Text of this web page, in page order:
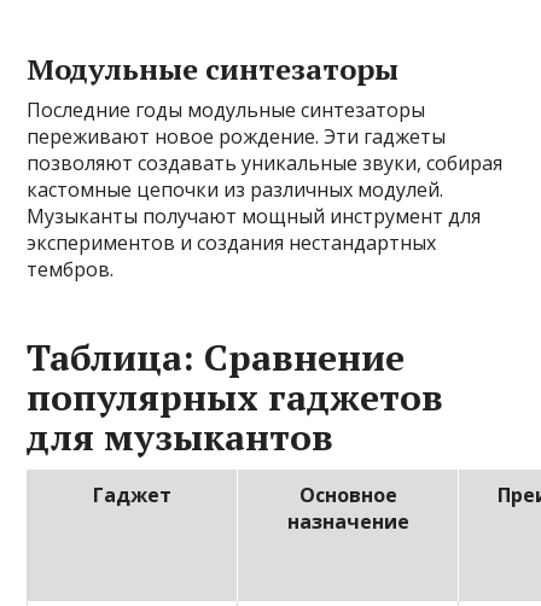
Модульные синтезаторы
Последние годы модульные синтезаторы
переживают новое рождение. Эти гаджеты
позволяют создавать уникальные звуки, собирая
кастомные цепочки из различных модулей.
Музыканты получают мощный инструмент для
экспериментов и создания нестандартных
тембров.
Таблица: Сравнение
популярных гаджетов
для музыкантов
Гаджет
Основное
назначение